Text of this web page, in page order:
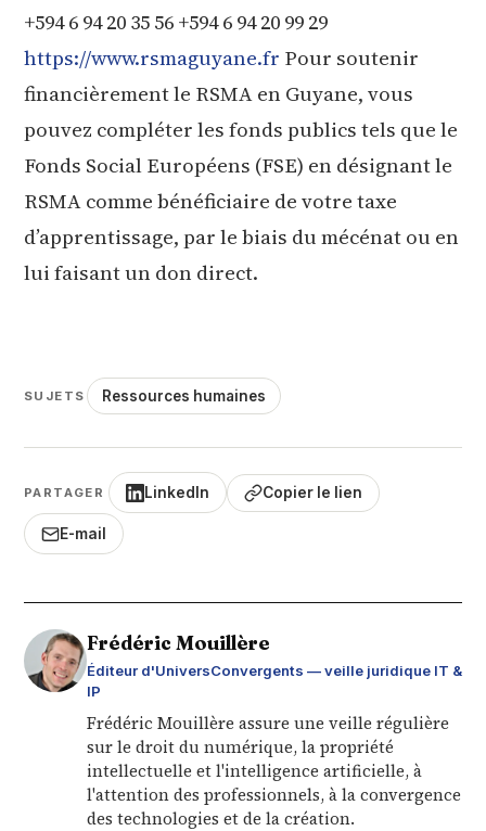
+594 6 94 20 35 56 +594 6 94 20 99 29
https://www.rsmaguyane.fr Pour soutenir
financièrement le RSMA en Guyane, vous
pouvez compléter les fonds publics tels que le
Fonds Social Européens (FSE) en désignant le
RSMA comme bénéficiaire de votre taxe
d’apprentissage, par le biais du mécénat ou en
lui faisant un don direct.
Chargement au clic — aucune donnée envoyée à
YouTube avant votre action.
Lire la vidéo
YOUTUBE
Chargement au clic — aucune donnée envoyée à
SUJETS Ressources humaines
PARTAGER LinkedIn Copier le lien
E-mail
Frédéric Mouillère
Éditeur d'UniversConvergents — veille juridique IT &
IP
Frédéric Mouillère assure une veille régulière
sur le droit du numérique, la propriété
intellectuelle et l'intelligence artificielle, à
l'attention des professionnels, à la convergence
des technologies et de la création.